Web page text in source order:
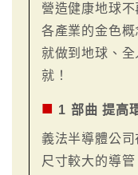
營造健康地球
各產業的金色
就做到地球、
就！
■ 1 部曲 提高
義法半導體公
尺寸較大的導